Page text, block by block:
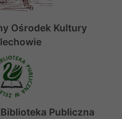
Ośrodek Kultury
Publiczna